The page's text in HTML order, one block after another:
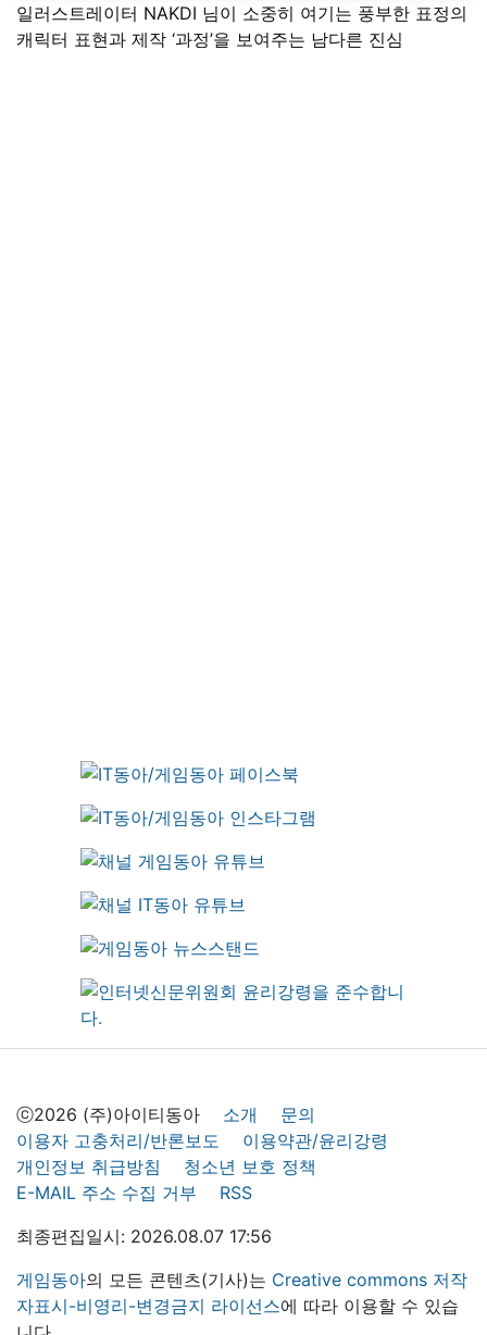
일러스트레이터 NAKDI 님이 소중히 여기는 풍부한 표정의
캐릭터 표현과 제작 ‘과정’을 보여주는 남다른 진심
ⓒ2026 (주)아이티동아 소개
문의
이용자 고충처리/반론보도
이용약관/윤리강령
개인정보 취급방침
청소년 보호 정책
E-MAIL 주소 수집 거부
RSS
최종편집일시: 2026.08.07 17:56
게임동아의 모든 콘텐츠(기사)는 Creative commons 저작
자표시-비영리-변경금지 라이선스에 따라 이용할 수 있습